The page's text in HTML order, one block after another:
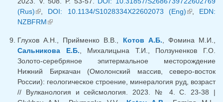
(Rus)(внешняя ссылка)
, DOI: 10.1134/S1028334X22602073 (Eng)(внешняя
, EDN:
NZBFRM(внешняя ссылка)
Глухов А.Н., Прийменко В.В., Котов А.Б., Фомина М.И.,
Сальникова Е.Б., Михалицына Т.И., Ползуненков Г.О.
Золото-серебряное эпитермальное месторождение
Нижний Биркачан (Омолонский массив, северо-восток
России): геологическое строение, минералогия руд, возраст
// Вулканология и сейсмология. 2023. № 4. С. 23-38 |